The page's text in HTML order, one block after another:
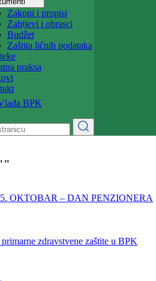
Lista ustanova
Udruženja
Zakoni i propisi
Zahtjevi i obrasci
Budžet
Zaštita ličnih podataka
praksa
BPK